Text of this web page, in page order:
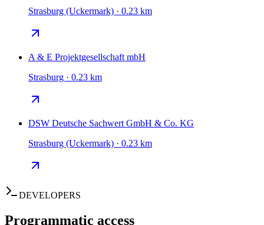
Strasburg (Uckermark) · 0.23 km
A & E Projektgesellschaft mbH
Strasburg · 0.23 km
DSW Deutsche Sachwert GmbH & Co. KG
Strasburg (Uckermark) · 0.23 km
DEVELOPERS
Programmatic access